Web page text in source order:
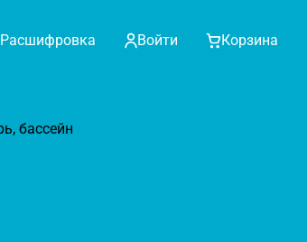
Расшифровка Войти Корзина